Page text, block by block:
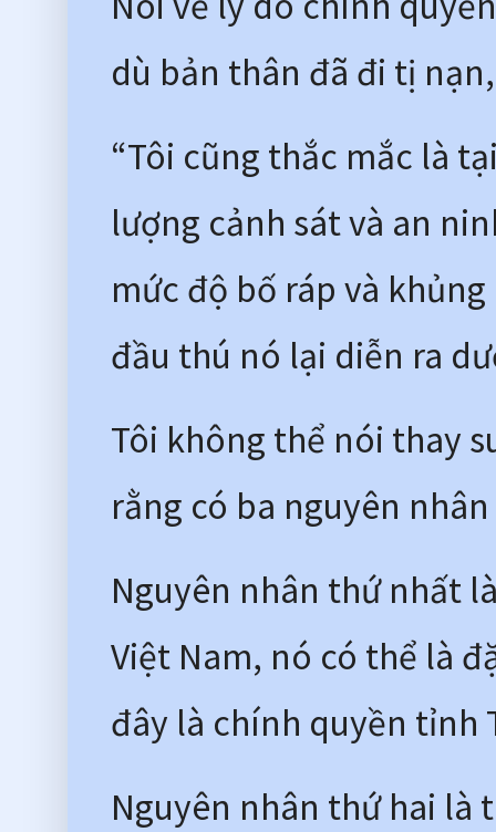
dù bản thân đã đi tị
“Tôi cũng thắc mắc là
lượng cảnh sát và an
mức độ bố ráp và
đầu thú nó lại diễn ra
Tôi không thể nói thay
rằng có ba nguyên
Nguyên nhân thứ nhất
Việt Nam, nó có thể là
đây là chính quyền tỉnh
Nguyên nhân thứ hai là